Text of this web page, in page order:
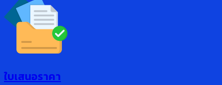
ใบเสนอราคา